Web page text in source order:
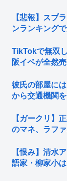
【悲報】スプ
ンランキング
TikTokで無双
阪イベが全然
彼氏の部屋に
から交通機関
【ガークリ】
のマネ、ラフ
【恨み】清水
語家・柳家小